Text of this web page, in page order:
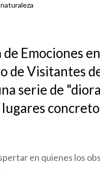
de Emociones
de Visitantes
serie de
en quienes los